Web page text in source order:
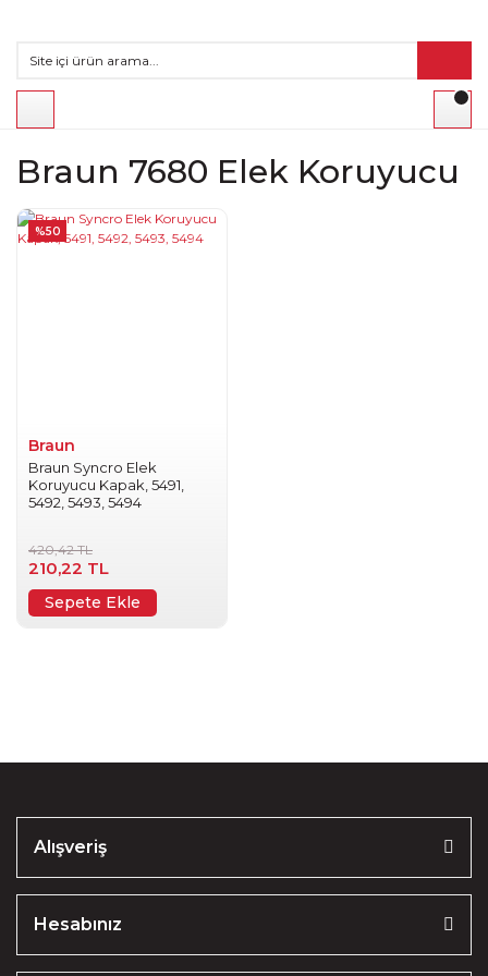
Braun 7680 Elek Koruyucu
%50
Braun
Braun Syncro Elek
Koruyucu Kapak, 5491,
5492, 5493, 5494
210,22 TL
420,42 TL
Sepete Ekle
Alışveriş
Hesabınız